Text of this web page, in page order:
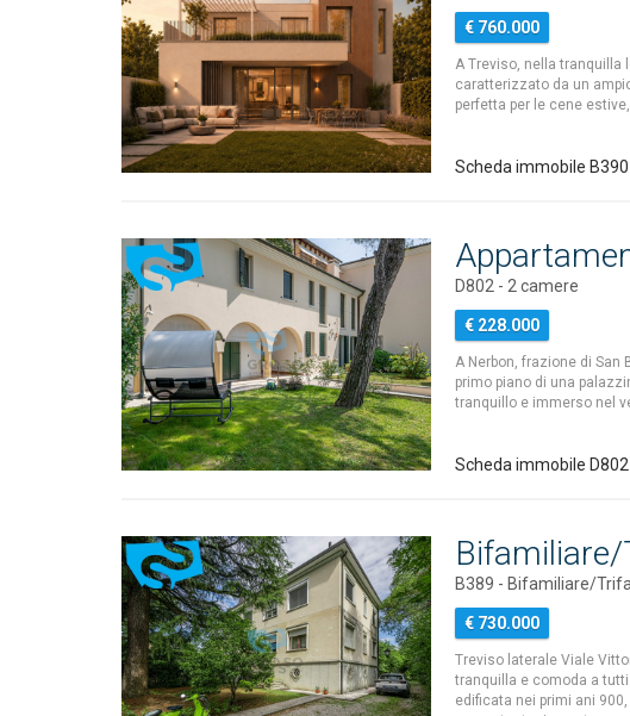
€ 760.000
A Treviso, nella tranquilla
caratterizzato da un
perfetta per le cene
Scheda immobile B390
D802 - 2 camere
€ 228.000
A Nerbon, frazione di San
primo piano di una
tranquillo e immerso nel
Scheda immobile D802
B389 - Bifamiliare/
€ 730.000
Treviso laterale Viale
tranquilla e comoda a
edificata nei primi ani